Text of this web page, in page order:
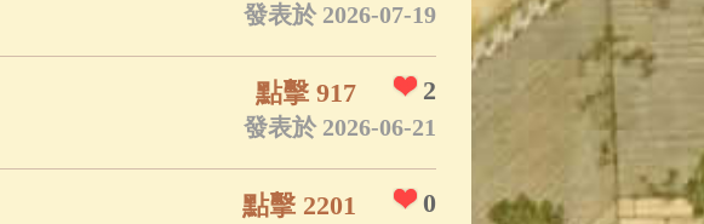
發表於 2026-07-19
2
點擊 917
發表於 2026-06-21
0
點擊 2201